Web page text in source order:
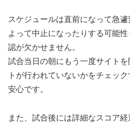
スケジュールは直前になって急
よって中止になったりする可能
認が欠かせません。
試合当日の朝にもう一度サイト
トが行われていないかをチェッ
安心です。
また、試合後には詳細なスコア